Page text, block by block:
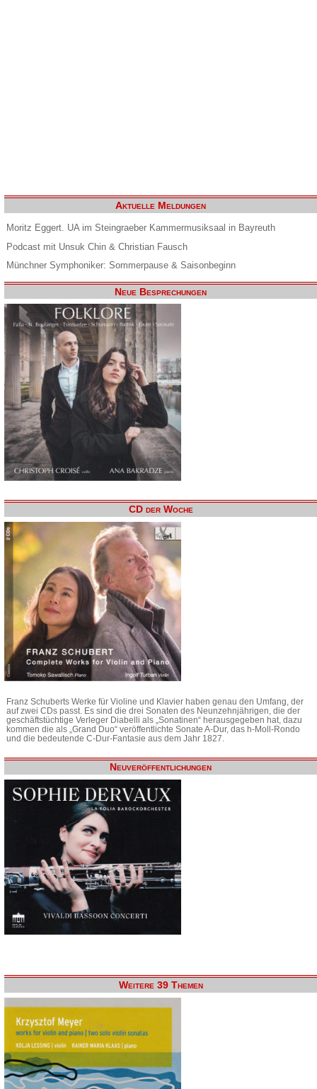
Aktuelle Meldungen
Moritz Eggert. UA im Steingraeber Kammermusiksaal in Bayreuth
Podcast mit Unsuk Chin & Christian Fausch
Münchner Symphoniker: Sommerpause & Saisonbeginn
Neue Besprechungen
CD der Woche
Franz Schuberts Werke für Violine und Klavier haben genau den Umfang, der
auf zwei CDs passt. Es sind die drei Sonaten des Neunzehnjährigen, die der
geschäftstüchtige Verleger Diabelli als „Sonatinen“ herausgegeben hat, dazu
kommen die als „Grand Duo“ veröffentlichte Sonate A-Dur, das h-Moll-Rondo
und die bedeutende C-Dur-Fantasie aus dem Jahr 1827.
Neuveröffentlichungen
Weitere 39 Themen